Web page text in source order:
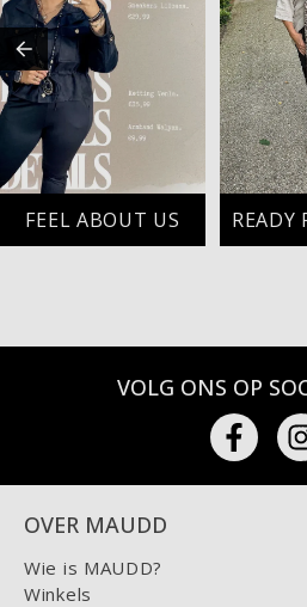
FEEL ABOUT US
VOLG ONS OP
OVER MAUDD
Wie is MAUDD?
Winkels